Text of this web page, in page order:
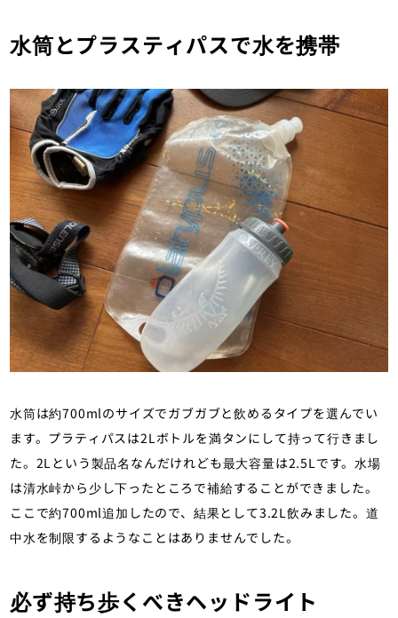
水筒とプラスティパスで水を携帯
水筒は約700mlのサイズでガブガブと飲めるタイプを選んでい
ます。プラティパスは2Lボトルを満タンにして持って行きまし
た。2Lという製品名なんだけれども最大容量は2.5Lです。水場
は清水峠から少し下ったところで補給することができました。
ここで約700ml追加したので、結果として3.2L飲みました。道
中水を制限するようなことはありませんでした。
必ず持ち歩くべきヘッドライト